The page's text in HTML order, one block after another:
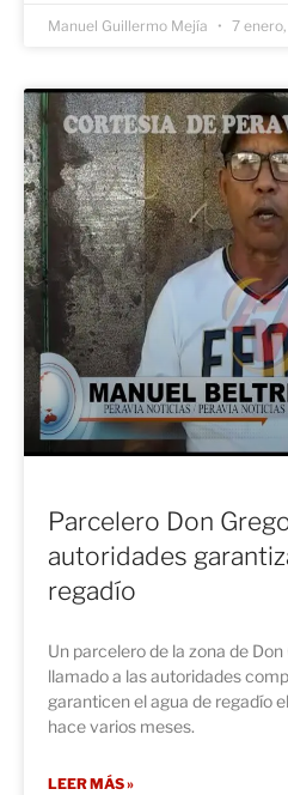
Manuel Guillermo Mejía 7
Parcelero Don
autoridades
regadío
Un parcelero de la zona de
llamado a las autoridades
garanticen el agua de regadío
hace varios meses.
LEER MÁS »